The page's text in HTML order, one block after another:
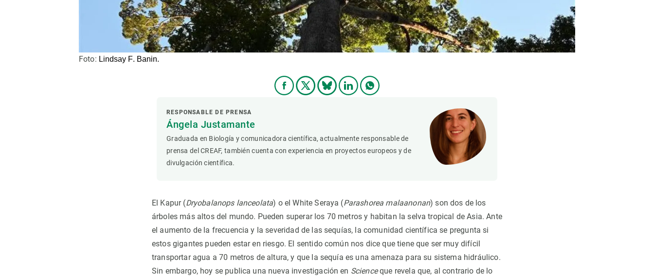
Foto: Lindsay F. Banin.
RESPONSABLE DE PRENSA
Ángela Justamante
Graduada en Biología y comunicadora científica, actualmente responsable de
prensa del CREAF, también cuenta con experiencia en proyectos europeos y de
divulgación científica.
El Kapur (Dryobalanops lanceolata) o el White Seraya (Parashorea malaanonan) son dos de los
árboles más altos del mundo. Pueden superar los 70 metros y habitan la selva tropical de Asia. Ante
el aumento de la frecuencia y la severidad de las sequías, la comunidad científica se pregunta si
estos gigantes pueden estar en riesgo. El sentido común nos dice que tiene que ser muy difícil
transportar agua a 70 metros de altura, y que la sequía es una amenaza para su sistema hidráulico.
Sin embargo, hoy se publica una nueva investigación en Scienceque revela que, al contrario de lo
Funcionamiento de los ecosistemas
Observación de la Tierra